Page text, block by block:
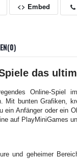
<> Embed
das
Online-Spiel
Mit bunten Grafiken,
ein Anfänger oder ein
auf PlayMiniGames
und geheimer